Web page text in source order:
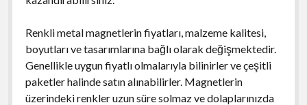
Renkli metal magnetlerin fiyatları, malzeme kalitesi,
boyutları ve tasarımlarına bağlı olarak değişmektedir.
Genellikle uygun fiyatlı olmalarıyla bilinirler ve çeşitli
paketler halinde satın alınabilirler. Magnetlerin
üzerindeki renkler uzun süre solmaz ve dolaplarınızda